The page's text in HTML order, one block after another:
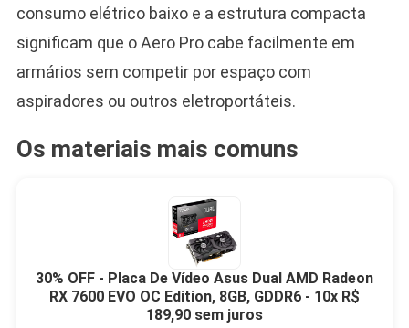
consumo elétrico baixo e a estrutura compacta
significam que o Aero Pro cabe facilmente em
armários sem competir por espaço com
aspiradores ou outros eletroportáteis.
Os materiais mais comuns
30% OFF - Placa De Vídeo Asus Dual AMD Radeon
RX 7600 EVO OC Edition, 8GB, GDDR6 - 10x R$
189,90 sem juros